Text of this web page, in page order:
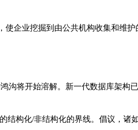
企业挖掘到由公共机构收集和维护
沟将开始溶解。新一代数据库架构
构化/非结构化的界线。倡议，诸如